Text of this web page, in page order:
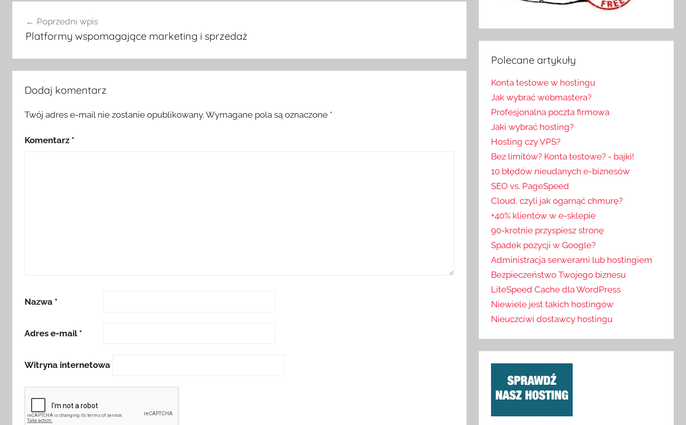
wpisuPoprzedni wpis
Platformy wspomagające marketing i sprzedaż
Dodaj komentarz
Twój adres e-mail nie zostanie opublikowany. Wymagane pola są oznaczone *
Komentarz *
Nazwa *
Adres e-mail *
Witryna internetowa
Polecane artykuły
Konta testowe w hostingu
Jak wybrać webmastera?
Profesjonalna poczta firmowa
Jaki wybrać hosting?
Hosting czy VPS?
Bez limitów? Konta testowe? - bajki!
10 błędów nieudanych e-biznesów
SEO vs. PageSpeed
Cloud, czyli jak ogarnąć chmurę?
+40% klientów w e-sklepie
90-krotnie przyspiesz stronę
Spadek pozycji w Google?
Administracja serwerami lub hostingiem
Bezpieczeństwo Twojego biznesu
LiteSpeed Cache dla WordPress
Niewiele jest takich hostingów
Nieuczciwi dostawcy hostingu